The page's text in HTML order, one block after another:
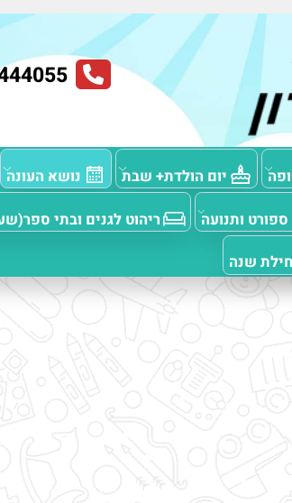
יום הולדת+ שבת נושא העונה
ותנועה ריהוט לגנים ובתי
שנה